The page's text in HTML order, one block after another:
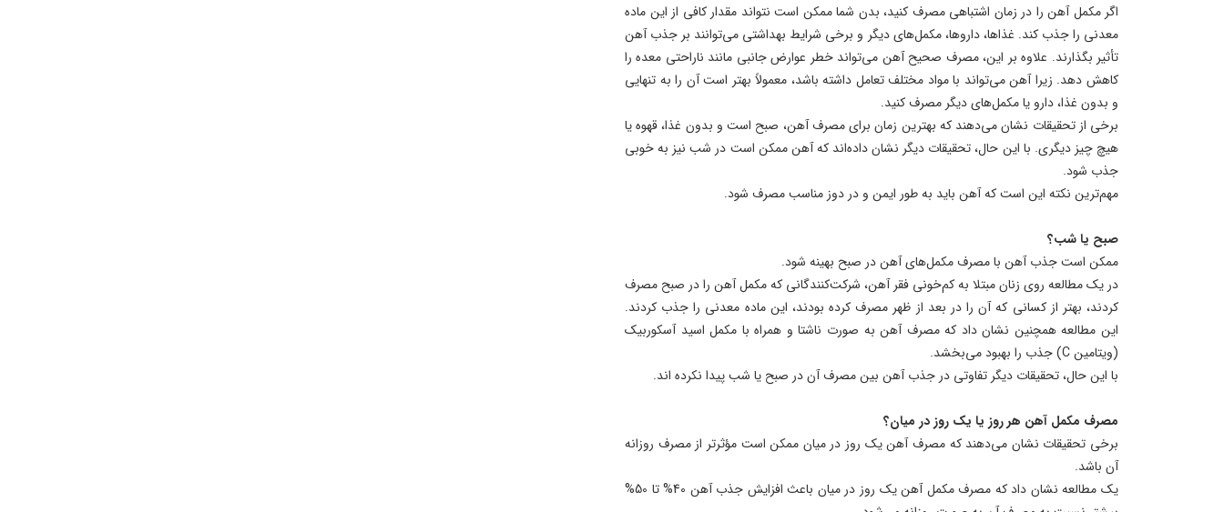
اگر مکمل آهن را در زمان اشتباهی مصرف کنید، بدن شما ممکن است نتواند مقدار کافی از این ماده
معدنی را جذب کند. غذاها، داروها، مکمل‌های دیگر و برخی شرایط بهداشتی می‌توانند بر جذب آهن
تأثیر بگذارند. علاوه بر این، مصرف صحیح آهن می‌تواند خطر عوارض جانبی مانند ناراحتی معده را
کاهش دهد. زیرا آهن می‌تواند با مواد مختلف تعامل داشته باشد، معمولاً بهتر است آن را به تنهایی
و بدون غذا، دارو یا مکمل‌های دیگر مصرف کنید.
برخی از تحقیقات نشان می‌دهند که بهترین زمان برای مصرف آهن، صبح است و بدون غذا، قهوه یا
هیچ چیز دیگری. با این حال، تحقیقات دیگر نشان داده‌اند که آهن ممکن است در شب نیز به خوبی
جذب شود.
مهم‌ترین نکته این است که آهن باید به طور ایمن و در دوز مناسب مصرف شود.
صبح یا شب؟
ممکن است جذب آهن با مصرف مکمل‌های آهن در صبح بهینه شود.
در یک مطالعه روی زنان مبتلا به کم‌خونی فقر آهن، شرکت‌کنندگانی که مکمل آهن را در صبح مصرف
کردند، بهتر از کسانی که آن را در بعد از ظهر مصرف کرده بودند، این ماده معدنی را جذب کردند.
این مطالعه همچنین نشان داد که مصرف آهن به صورت ناشتا و همراه با مکمل اسید آسکوربیک
(ویتامین C) جذب را بهبود می‌بخشد.
با این حال، تحقیقات دیگر تفاوتی در جذب آهن بین مصرف آن در صبح یا شب پیدا نکرده ‌اند.
مصرف مکمل آهن هر روز یا یک روز در میان؟
برخی تحقیقات نشان می‌دهند که مصرف آهن یک روز در میان ممکن است مؤثرتر از مصرف روزانه
آن باشد.
یک مطالعه نشان داد که مصرف مکمل آهن یک روز در میان باعث افزایش جذب آهن 40% تا 50%